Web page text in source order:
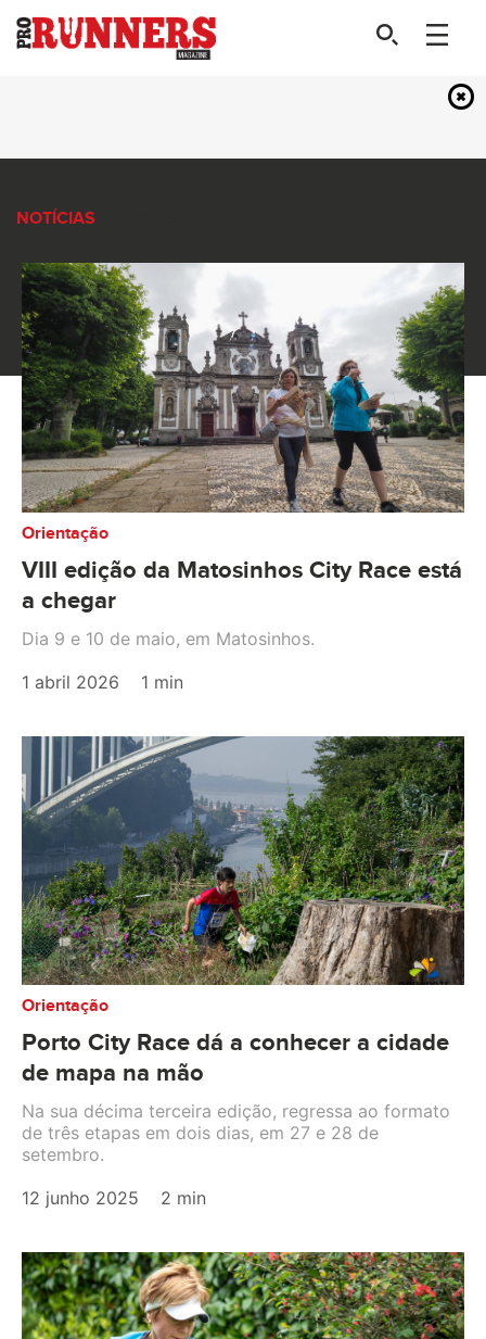
NOTÍCIAS
Orientação
VIII edição da Matosinhos City Race está
a chegar
Dia 9 e 10 de maio, em Matosinhos.
1 abril 2026
1 min
Orientação
Porto City Race dá a conhecer a cidade
de mapa na mão
Na sua décima terceira edição, regressa ao formato
de três etapas em dois dias, em 27 e 28 de
setembro.
12 junho 2025
2 min